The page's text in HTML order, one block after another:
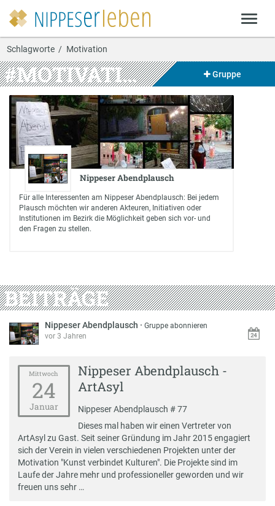
Schlagworte Motivation
#MOTIVATION Gruppe
Nippeser Abendplausch
Für alle Interessenten am Nippeser Abendplausch: Bei jedem
Plausch möchten wir anderen Akteuren, Initiativen oder
Institutionen im Bezirk die Möglichkeit geben sich vor- und
den Fragen zu stellen.
BEITRÄGE
Nippeser Abendplausch ·Gruppe abonnieren
vor 3 Jahren
Mittwoch
24
Januar
Nippeser Abendplausch -
ArtAsyl
Nippeser Abendplausch # 77
Dieses mal haben wir einen Vertreter von
ArtAsyl zu Gast. Seit seiner Gründung im Jahr 2015 engagiert
sich der Verein in vielen verschiedenen Projekten unter der
Motivation "Kunst verbindet Kulturen". Die Projekte sind im
Laufe der Jahre mehr und professioneller geworden und wir
freuen uns sehr …